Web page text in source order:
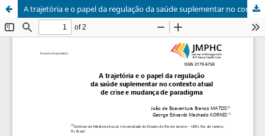
A trajetória e o papel da regulação da saúde suplementar no contexto atual de crise e mudança de paradigma